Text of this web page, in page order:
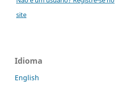
site
Idioma
English